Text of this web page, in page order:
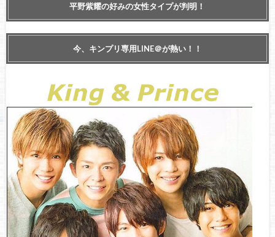
平野紫耀の好みの女性タイプが判明！
今、キンプリ専用LINE＠が熱い！！